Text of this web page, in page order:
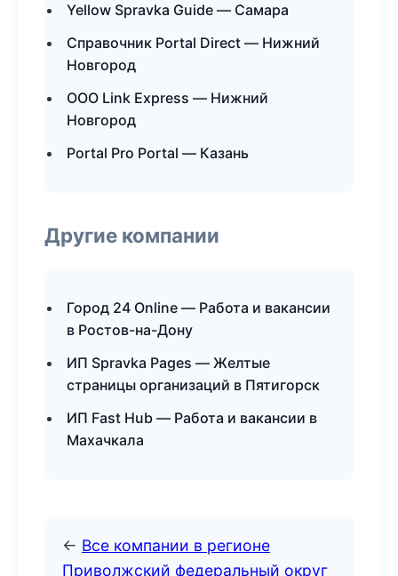
Yellow Spravka Guide — Самара
Справочник Portal Direct — Нижний
Новгород
ООО Link Express — Нижний
Новгород
Portal Pro Portal — Казань
Другие компании
Город 24 Online — Работа и вакансии
в Ростов-на-Дону
ИП Spravka Pages — Желтые
страницы организаций в Пятигорск
ИП Fast Hub — Работа и вакансии в
Махачкала
← Все компании в регионе
Приволжский федеральный округ